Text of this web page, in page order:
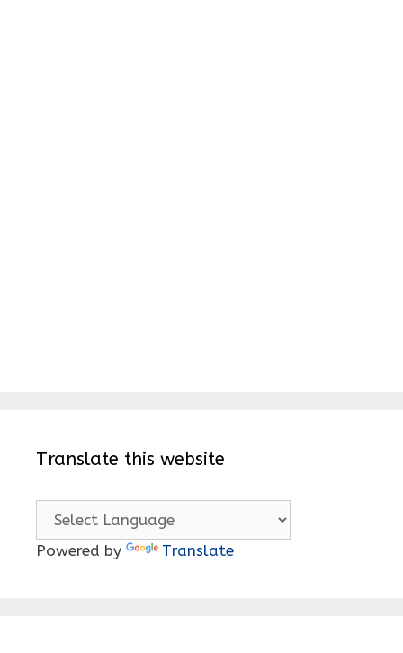
Translate this website
Powered by Translate